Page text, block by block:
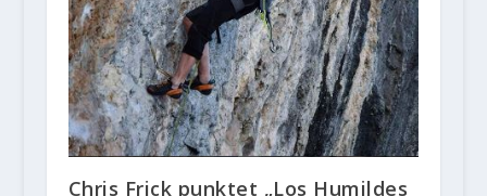
Chris Frick punktet „Los Humildes